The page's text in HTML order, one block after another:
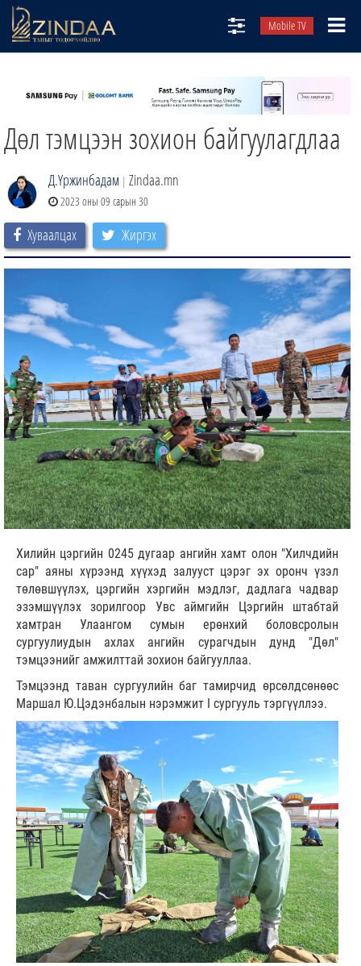
Mobile TV
ТВ8
ӨГЛӨӨНИЙ СОНИН
АУДИО ЗОХИОЛ
ЗИНДАА СЭТГҮҮЛ
Дөл тэмцээн зохион байгуулагдлаа
Д.Үржинбадам | Zindaa.mn
2023 оны 09 сарын 30
Хуваалцах Жиргэх
Хилийн цэргийн 0245 дугаар ангийн хамт олон "Хилчдийн
сар" аяны хүрээнд хүүхэд залууст цэрэг эх оронч үзэл
төлөвшүүлэх, цэргийн хэргийн мэдлэг, дадлага чадвар
эзэмшүүлэх зорилгоор Увс аймгийн Цэргийн штабтай
хамтран Улаангом сумын ерөнхий боловсролын
сургуулиудын ахлах ангийн сурагчдын дунд "Дөл"
тэмцээнийг амжилттай зохион байгууллаа.
Тэмцээнд таван сургуулийн баг тамирчид өрсөлдсөнөөс
Маршал Ю.Цэдэнбалын нэрэмжит I сургууль тэргүүллээ.